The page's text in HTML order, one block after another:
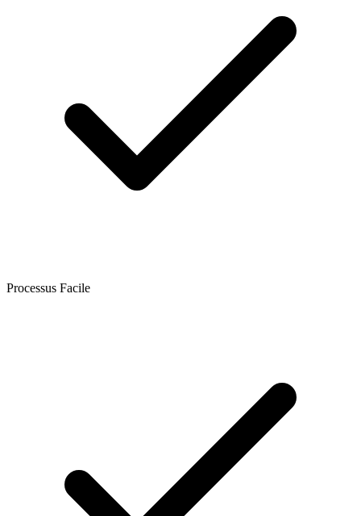
Processus Facile